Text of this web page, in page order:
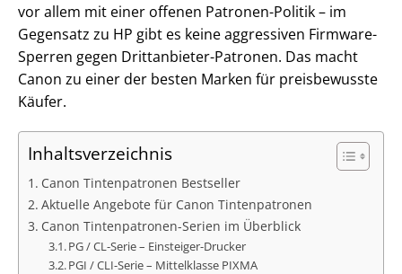
vor allem mit einer offenen Patronen-Politik – im
Gegensatz zu HP gibt es keine aggressiven Firmware-
Sperren gegen Drittanbieter-Patronen. Das macht
Canon zu einer der besten Marken für preisbewusste
Käufer.
Inhaltsverzeichnis
Canon Tintenpatronen Bestseller
Aktuelle Angebote für Canon Tintenpatronen
Canon Tintenpatronen-Serien im Überblick
PG / CL-Serie – Einsteiger-Drucker
PGI / CLI-Serie – Mittelklasse PIXMA